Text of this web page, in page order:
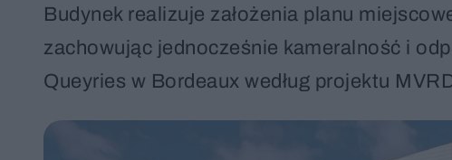
Budynek realizuje założenia planu
zachowując jednocześnie kameralność i
Queyries w Bordeaux według projektu